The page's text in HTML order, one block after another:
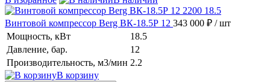
Винтовой компрессор Berg ВК-18.5Р 12 343 000 ₽ / шт
Мощность, кВт
18.5
Давление, бар.
12
Производительность, м3/мин 2.2
В корзину